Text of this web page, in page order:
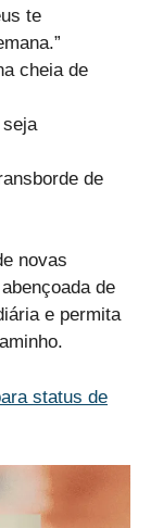
te
cheia de
seja
de
novas
de
e permita
status de